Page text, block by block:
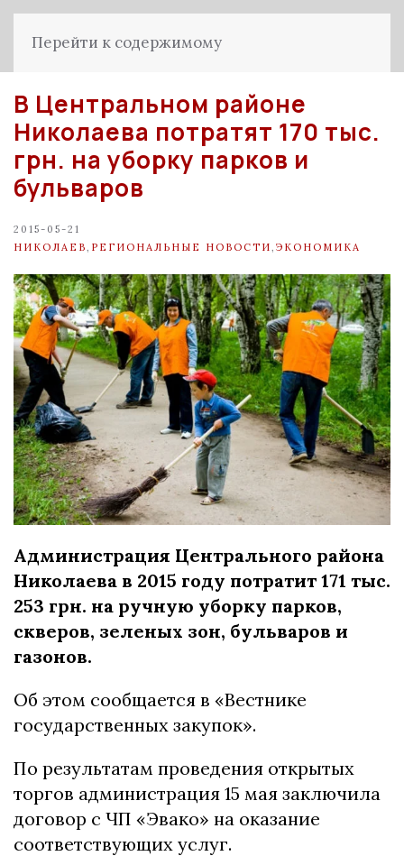
Перейти к содержимому
В Центральном районе
Николаева потратят 170 тыс.
грн. на уборку парков и
бульваров
2015-05-21
НИКОЛАЕВ РЕГИОНАЛЬНЫЕ НОВОСТИ ЭКОНОМИКА
Администрация Центрального района
Николаева в 2015 году потратит 171 тыс.
253 грн. на ручную уборку парков,
скверов, зеленых зон, бульваров и
газонов.
Об этом сообщается в «Вестнике
государственных закупок».
По результатам проведения открытых
торгов администрация 15 мая заключила
договор с ЧП «Эвако» на оказание
соответствующих услуг.